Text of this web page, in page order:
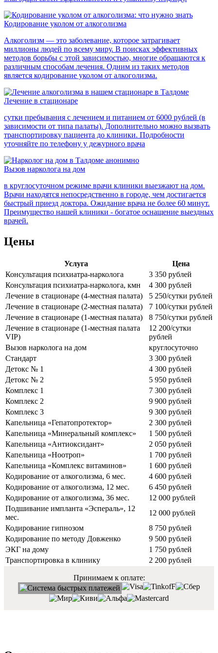
Кодирование уколом от алкоголизма
Алкоголизм — это заболевание, которое затрагивает
миллионы людей по всему миру. В поисках эффективных
методов борьбы с этой зависимостью, многие обращаются к
различным способам лечения. Одним из таких методов
является кодирование уколом от алкоголизма.
Лечение в стационаре
сутки пребывания с лечением и питанием от 6000 рублей (в
зависимости от типа палаты). Дополнительно можно вызвать
транспортировку пациента до клиники. Подробности
уточняйте по телефону у дежурного врача
Вызов нарколога на дом
в круглосуточном режиме врачи клиники выезжают на дом.
Врачи находятся непосредственно в городе, чем достигается
быстрый приезд доктора. Ожидание врача не более 60 минут.
Преимущество нашей клиники - богатое оснащение выездных
врачей.
Цены
Услуга
Цена
Консультация психиатра-нарколога
3 350 рублей
Консультация психиатра-нарколога, кмн
4 300 рублей
Лечение в стационаре (4-местная палата)
5 250/сутки рублей
Лечение в стационаре (2-местная палата)
7 100/сутки рублей
Лечение в стационаре (1-местная палата)
8 750/сутки рублей
Лечение в стационаре (1-местная палата
VIP)
12 200/сутки
рублей
Вызов нарколога на дом
круглосуточно
Стандарт
3 300 рублей
Детокс № 1
4 300 рублей
Детокс № 2
5 950 рублей
Комплекс 1
7 300 рублей
Комплекс 2
9 900 рублей
Комплекс 3
9 300 рублей
Капельница «Гепатопротектор»
2 300 рублей
Капельница «Минеральный комплекс»
1 500 рублей
Капельница «Антиоксидант»
2 050 рублей
Капельница «Ноотроп»
1 700 рублей
Капельница «Комплекс витаминов»
1 600 рублей
Кодирование от алкоголизма, 6 мес.
4 600 рублей
Кодирование от алкоголизма, 12 мес.
6 450 рублей
Кодирование от алкоголизма, 36 мес.
12 000 рублей
Подшивание импланта «Эспераль», 12
мес.
12 000 рублей
Кодирование гипнозом
8 750 рублей
Кодирование по методу Довженко
9 500 рублей
ЭКГ на дому
1 750 рублей
Транспортировка в клинику
2 200 рублей
Принимаем к оплате: